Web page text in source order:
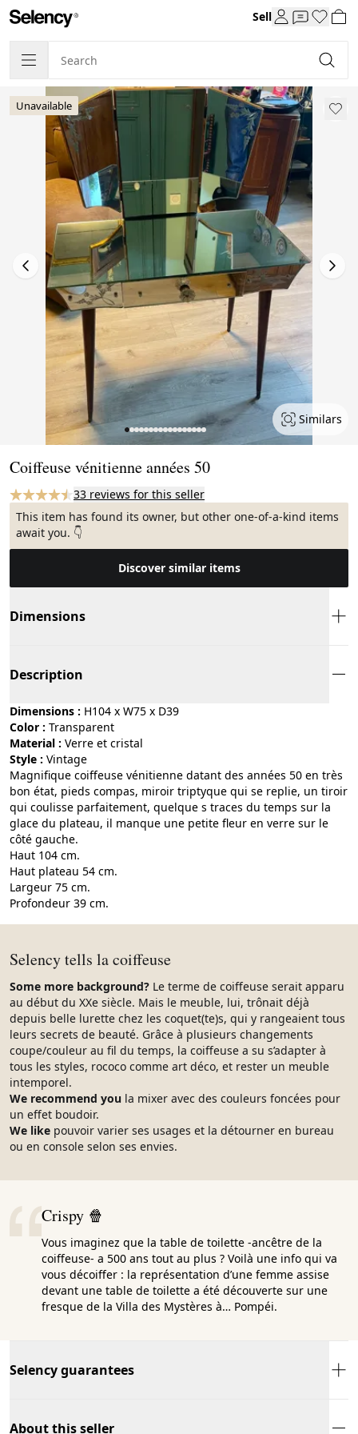
Sell
Unavailable
Similars
Coiffeuse vénitienne années 50
33 reviews for this seller
This item has found its owner, but other one-of-a-kind items
await you. 👇
Discover similar items
Dimensions
Description
Dimensions : H104 x W75 x D39
Color :
transparent
Material :
verre et cristal
Style :
vintage
Magnifique coiffeuse vénitienne datant des années 50 en très
bon état, pieds compas, miroir triptyque qui se replie, un tiroir
qui coulisse parfaitement, quelque s traces du temps sur la
glace du plateau, il manque une petite fleur en verre sur le
côté gauche.
Haut 104 cm.
Haut plateau 54 cm.
Largeur 75 cm.
Profondeur 39 cm.
Selency tells la coiffeuse
Some more background? Le terme de coiffeuse serait apparu
au début du XXe siècle. Mais le meuble, lui, trônait déjà
depuis belle lurette chez les coquet(te)s, qui y rangeaient tous
leurs secrets de beauté. Grâce à plusieurs changements
coupe/couleur au fil du temps, la coiffeuse a su s’adapter à
tous les styles, rococo comme art déco, et rester un meuble
intemporel.
We recommend you la mixer avec des couleurs foncées pour
un effet boudoir.
We like pouvoir varier ses usages et la détourner en bureau
ou en console selon ses envies.
Crispy 🍿
Vous imaginez que la table de toilette -ancêtre de la
coiffeuse- a 500 ans tout au plus ? Voilà une info qui va
vous décoiffer : la représentation d’une femme assise
devant une table de toilette a été découverte sur une
fresque de la Villa des Mystères à… Pompéi.
Selency guarantees
About this seller